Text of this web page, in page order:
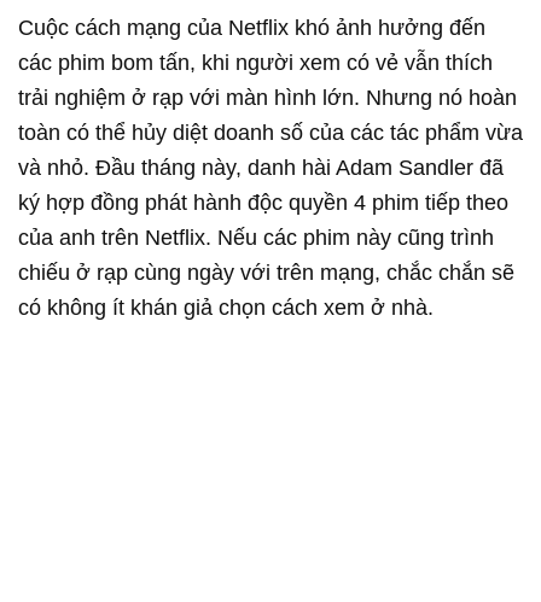
Cuộc cách mạng của Netflix khó ảnh hưởng đến
các phim bom tấn, khi người xem có vẻ vẫn thích
trải nghiệm ở rạp với màn hình lớn. Nhưng nó hoàn
toàn có thể hủy diệt doanh số của các tác phẩm vừa
và nhỏ. Đầu tháng này, danh hài Adam Sandler đã
ký hợp đồng phát hành độc quyền 4 phim tiếp theo
của anh trên Netflix. Nếu các phim này cũng trình
chiếu ở rạp cùng ngày với trên mạng, chắc chắn sẽ
có không ít khán giả chọn cách xem ở nhà.